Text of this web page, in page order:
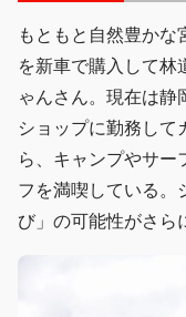
もともと自然豊かな
を新車で購入して林
ゃんさん。現在は静
ショップに勤務して
ら、キャンプやサー
フを満喫している。
び」の可能性がさら